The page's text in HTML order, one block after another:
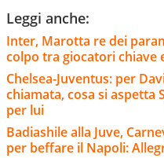
Leggi anche:
Inter, Marotta re dei
colpo tra giocatori chiave
Chelsea-Juventus: per
chiamata, cosa si aspetta
per lui
Badiashile alla Juve,
per beffare il Napoli: